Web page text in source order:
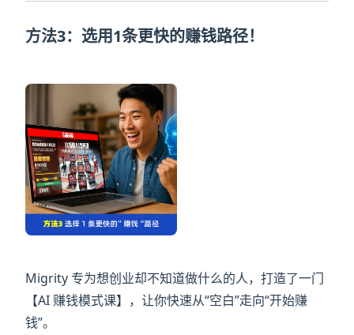
方法3：选用1条更快的赚钱路径！
Migrity 专为想创业却不知道做什么的人，打造了一门
【AI 赚钱模式课】，让你快速从“空白”走向“开始赚
钱”。